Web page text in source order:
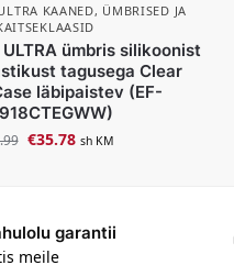
KAANED, ÜMBRISED JA
ümbris silikoonist
tagusega Clear
läbipaistev (EF-
€35.78 sh KM
garantii
meile